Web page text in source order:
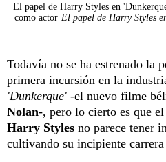
El papel de Harry Styles en
como actor El papel de Harry Styles
Todavía no se ha estrenado la
primera incursión en la
'Dunkerque' -el nuevo filme
Nolan-, pero lo cierto es que
Harry Styles no parece tener
cultivando su incipiente